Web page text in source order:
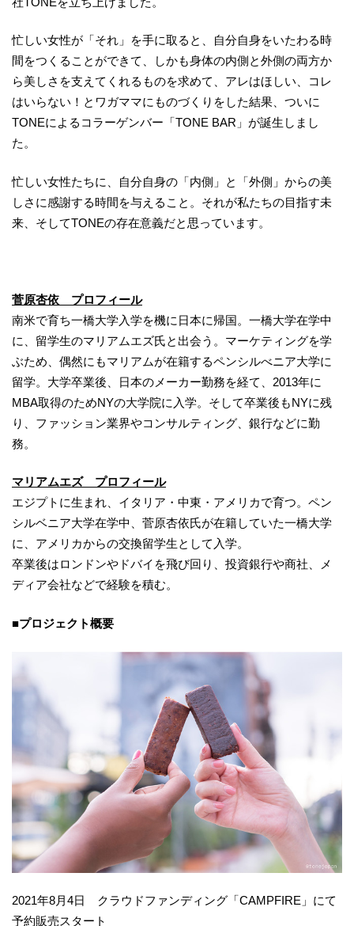
忙しい女性が「それ」を手に取ると、自分自身をいたわる時
間をつくることができて、しかも身体の内側と外側の両方か
ら美しさを支えてくれるものを求めて、アレはほしい、コレ
はいらない！とワガママにものづくりをした結果、ついに
TONEによるコラーゲンバー「TONE BAR」が誕生しまし
た。
忙しい女性たちに、自分自身の「内側」と「外側」からの美
しさに感謝する時間を与えること。それが私たちの目指す未
来、そしてTONEの存在意義だと思っています。
菅原杏依 プロフィール
南米で育ち一橋大学入学を機に日本に帰国。一橋大学在学中
に、留学生のマリアムエズ氏と出会う。マーケティングを学
ぶため、偶然にもマリアムが在籍するペンシルべニア大学に
留学。大学卒業後、日本のメーカー勤務を経て、2013年に
MBA取得のためNYの大学院に入学。そして卒業後もNYに残
り、ファッション業界やコンサルティング、銀行などに勤
務。
マリアムエズ プロフィール
エジプトに生まれ、イタリア・中東・アメリカで育つ。ペン
シルベニア大学在学中、菅原杏依氏が在籍していた一橋大学
に、アメリカからの交換留学生として入学。
卒業後はロンドンやドバイを飛び回り、投資銀行や商社、メ
ディア会社などで経験を積む。
■プロジェクト概要
2021年8月4日 クラウドファンディング「CAMPFIRE」にて
予約販売スタート